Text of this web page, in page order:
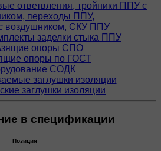
ответвления, тройники ППУ с
переходы ППУ,
воздушником, СКУ ППУ
заделки стыка ППУ
опоры СПО
опоры по ГОСТ
СОДК
заглушки изоляции
заглушки изоляции
в спецификации
Позиция